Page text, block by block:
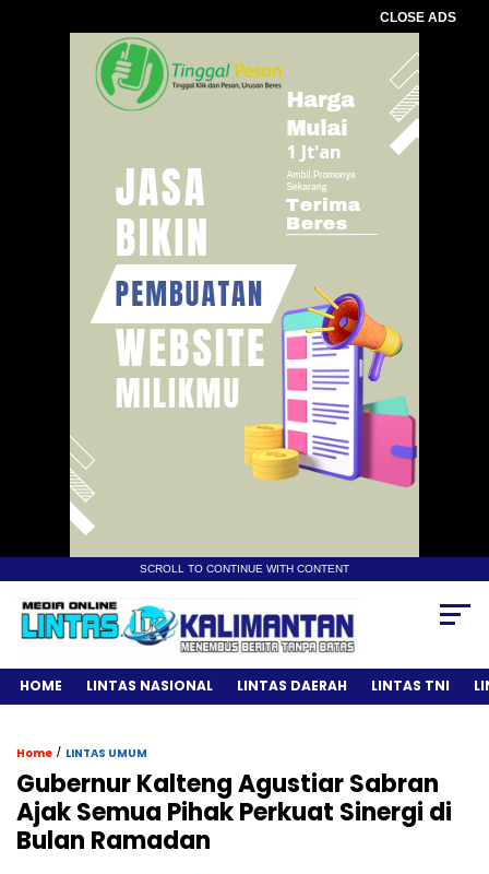
CLOSE ADS
SCROLL TO CONTINUE WITH CONTENT
HOME LINTAS NASIONAL LINTAS DAERAH LINTAS TNI
Home / LINTAS UMUM
Gubernur Kalteng Agustiar Sabran
Ajak Semua Pihak Perkuat Sinergi di
Bulan Ramadan